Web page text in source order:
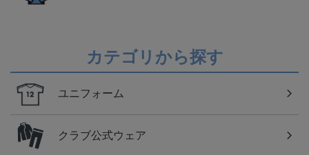
カテゴリから探す
ユニフォーム
クラブ公式ウェア